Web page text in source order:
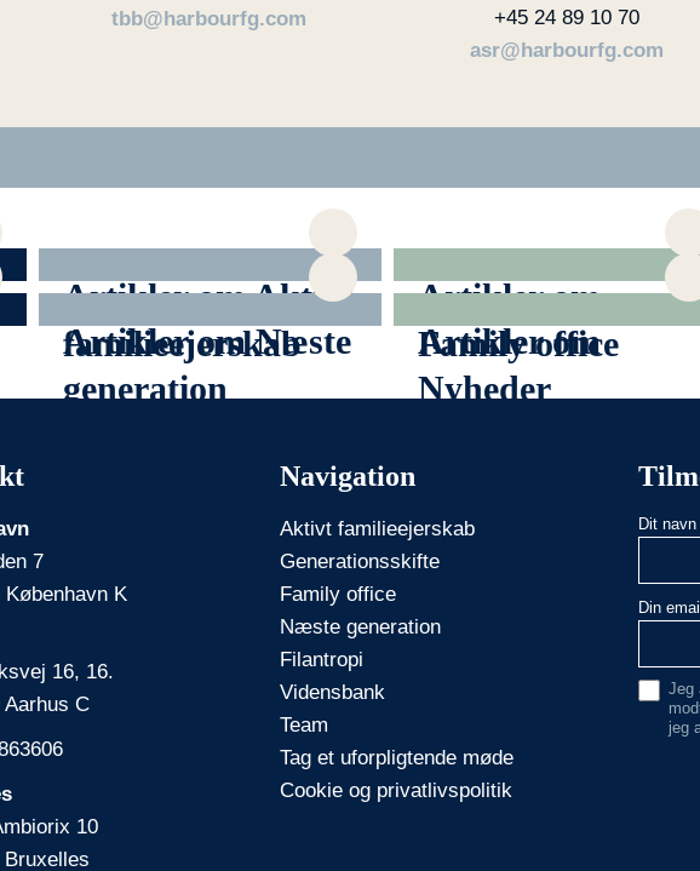
tbb@harbourfg.com
+45 24 89 10 70
asr@harbourfg.com
Artikler om Aktivt
familieejerskab
Artikler om
Family office
Artikler om Næste
generation
Artikler om
Nyheder
7
København K
16, 16.
Aarhus C
10
Bruxelles
Navigation
Aktivt familieejerskab
Generationsskifte
Family office
Næste generation
Filantropi
Vidensbank
Team
Tag et uforpligtende møde
Cookie og privatlivspolitik
Dit navn
Din email
Jeg
jeg